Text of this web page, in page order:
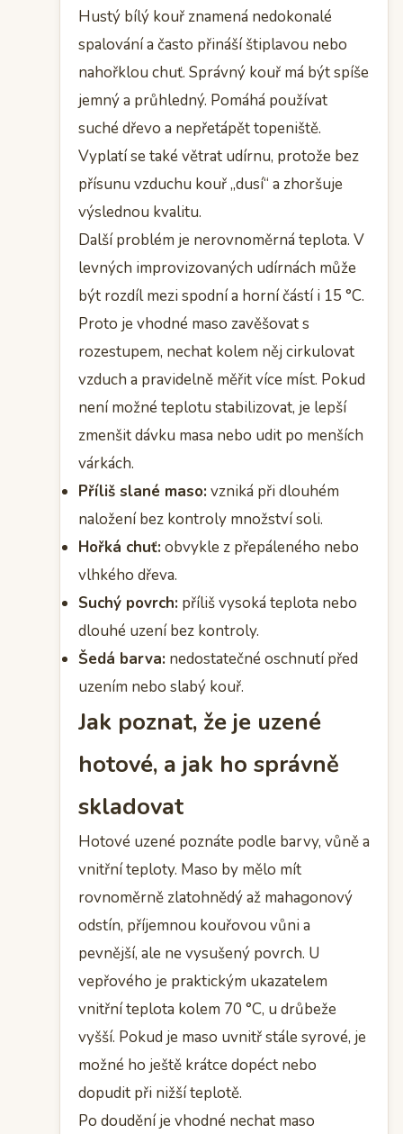
Hustý bílý kouř znamená nedokonalé
spalování a často přináší štiplavou nebo
nahořklou chuť. Správný kouř má být spíše
jemný a průhledný. Pomáhá používat
suché dřevo a nepřetápět topeniště.
Vyplatí se také větrat udírnu, protože bez
přísunu vzduchu kouř „dusí“ a zhoršuje
výslednou kvalitu.
Další problém je nerovnoměrná teplota. V
levných improvizovaných udírnách může
být rozdíl mezi spodní a horní částí i 15 °C.
Proto je vhodné maso zavěšovat s
rozestupem, nechat kolem něj cirkulovat
vzduch a pravidelně měřit více míst. Pokud
není možné teplotu stabilizovat, je lepší
zmenšit dávku masa nebo udit po menších
várkách.
Příliš slané maso:vzniká při dlouhém
naložení bez kontroly množství soli.
Hořká chuť:obvykle z přepáleného nebo
vlhkého dřeva.
Suchý povrch: příliš vysoká teplota nebo
dlouhé uzení bez kontroly.
Šedá barva: nedostatečné oschnutí před
uzením nebo slabý kouř.
Jak poznat, že je uzené
hotové, a jak ho správně
skladovat
Hotové uzené poznáte podle barvy, vůně a
vnitřní teploty. Maso by mělo mít
rovnoměrně zlatohnědý až mahagonový
odstín, příjemnou kouřovou vůni a
pevnější, ale ne vysušený povrch. U
vepřového je praktickým ukazatelem
vnitřní teplota kolem 70 °C, u drůbeže
vyšší. Pokud je maso uvnitř stále syrové, je
možné ho ještě krátce dopéct nebo
dopudit při nižší teplotě.
Po doudění je vhodné nechat maso